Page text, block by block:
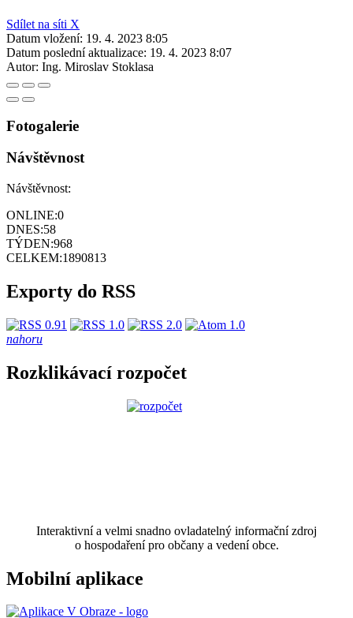
Sdílet na síti X
Datum vložení: 19. 4. 2023 8:05
Datum poslední aktualizace: 19. 4. 2023 8:07
Autor: Ing. Miroslav Stoklasa
Fotogalerie
Návštěvnost
Návštěvnost:
ONLINE:0
DNES:58
TÝDEN:968
CELKEM:1890813
Exporty do RSS
nahoru
Rozklikávací rozpočet
Interaktivní a velmi snadno ovladatelný informační zdroj
o hospodaření pro občany a vedení obce.
Mobilní aplikace